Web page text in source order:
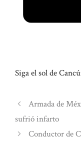
Siga el sol de
Armada de
sufrió infarto
Conductor de